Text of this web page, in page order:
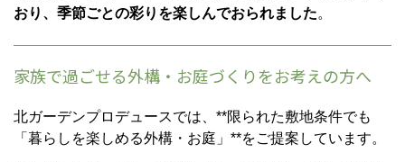
おり、季節ごとの彩りを楽しんでおられました。
家族で過ごせる外構・お庭づくりをお考えの方へ
北ガーデンプロデュースでは、**限られた敷地条件でも
「暮らしを楽しめる外構・お庭」**をご提案しています。